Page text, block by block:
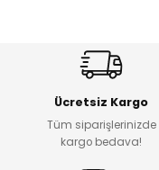
Dantelya Kız Çocuk Tişört
Ücretsiz Kargo
Tüm siparişlerinizde
kargo bedava!